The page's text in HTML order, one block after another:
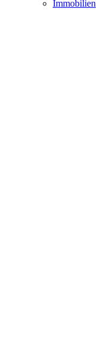
Immobilien